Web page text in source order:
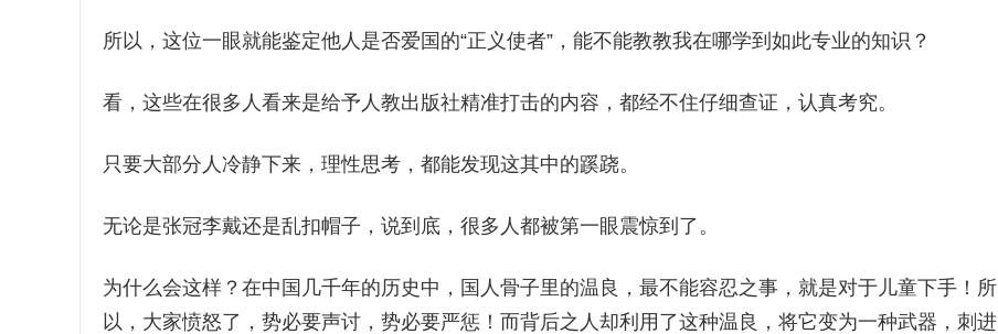
所以，这位一眼就能鉴定他人是否爱国的“正义使者”，能不能教教我在哪学到如此专业的知识？
看，这些在很多人看来是给予人教出版社精准打击的内容，都经不住仔细查证，认真考究。
只要大部分人冷静下来，理性思考，都能发现这其中的蹊跷。
无论是张冠李戴还是乱扣帽子，说到底，很多人都被第一眼震惊到了。
为什么会这样？在中国几千年的历史中，国人骨子里的温良，最不能容忍之事，就是对于儿童下手！所
以，大家愤怒了，势必要声讨，势必要严惩！而背后之人却利用了这种温良，将它变为一种武器，刺进